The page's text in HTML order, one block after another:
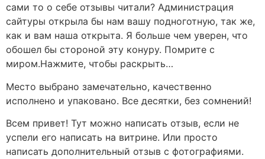
сами то о себе отзывы читали? Администрация
сайтуры открыла бы нам вашу подноготную, так же,
как и вам наша открыта. Я больше чем уверен, что
обошел бы стороной эту конуру. Помрите с
миром.Нажмите, чтобы раскрыть…
Место выбрано замечательно, качественно
исполнено и упаковано. Все десятки, без сомнений!
Всем привет! Тут можно написать отзыв, если не
успели его написать на витрине. Или просто
написать дополнительный отзыв с фотографиями.